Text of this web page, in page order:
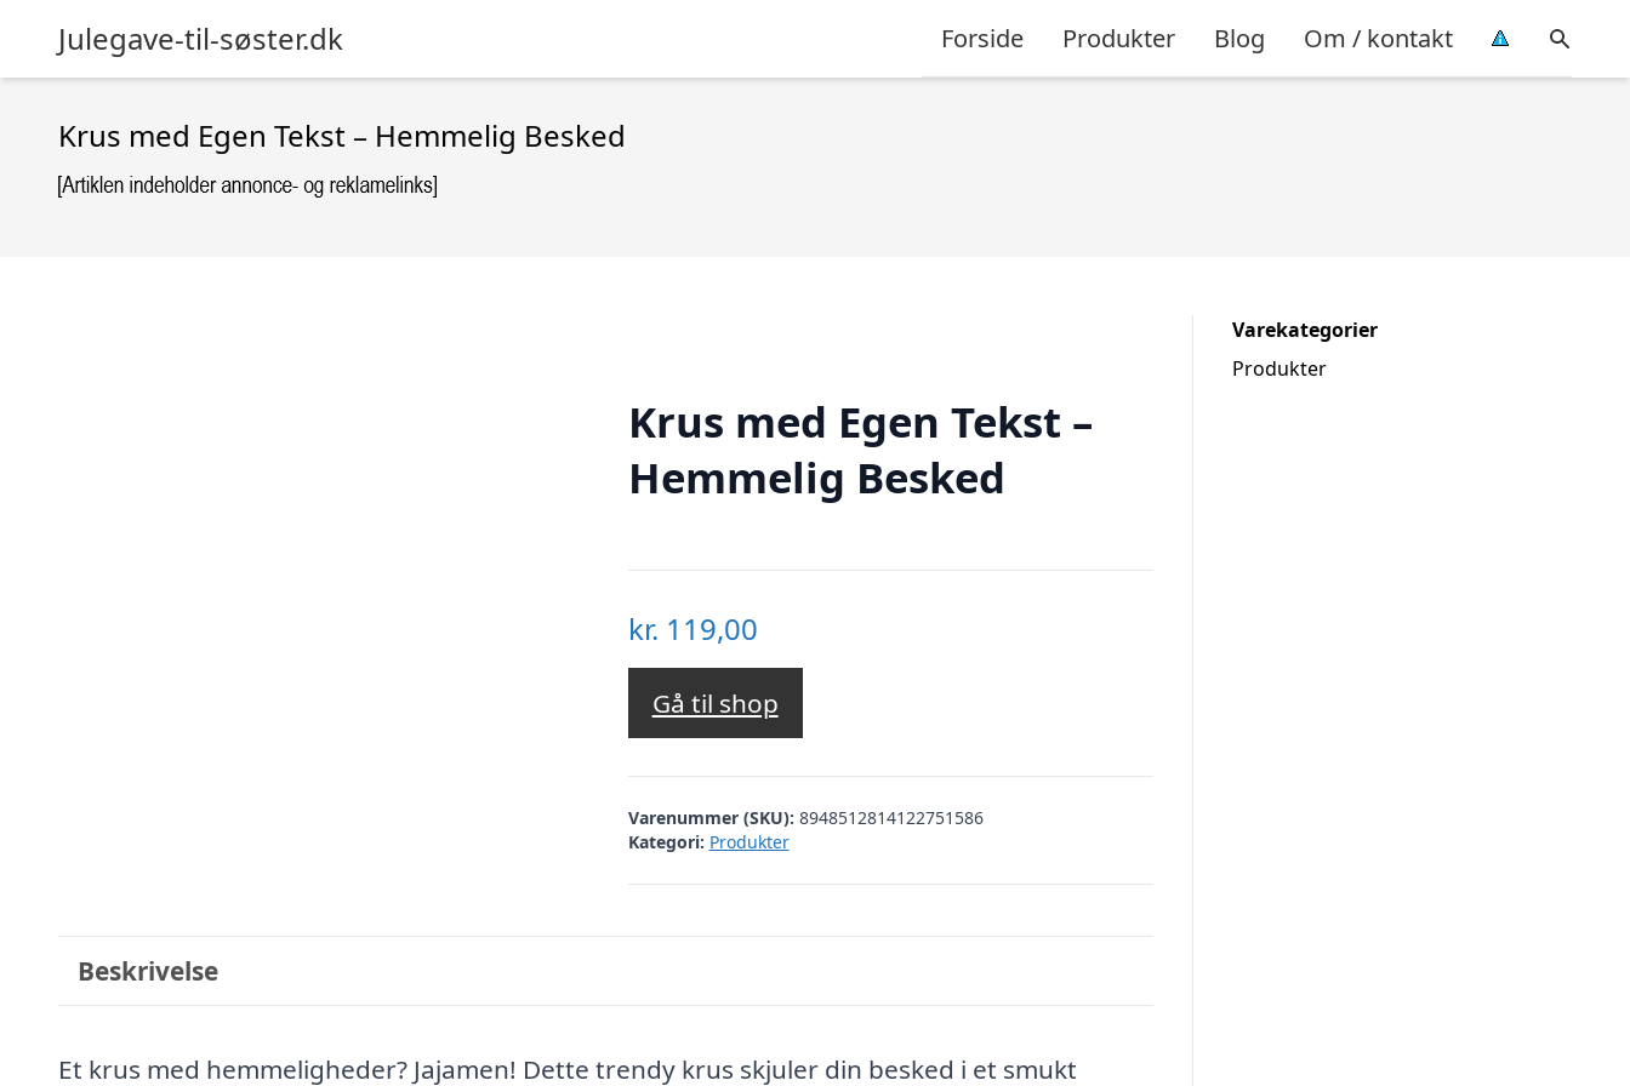
Julegave-til-søster.dk Forside Produkter Blog Om / kontakt
Krus med Egen Tekst – Hemmelig Besked
Krus med Egen Tekst –
Hemmelig Besked
kr. 119,00
Gå til shop
Varenummer (SKU): 8948512814122751586
Kategori: Produkter
Beskrivelse
Et krus med hemmeligheder? Jajamen! Dette trendy krus skjuler din besked i et smukt
Varekategorier
Produkter